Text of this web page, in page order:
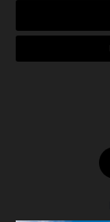
e-